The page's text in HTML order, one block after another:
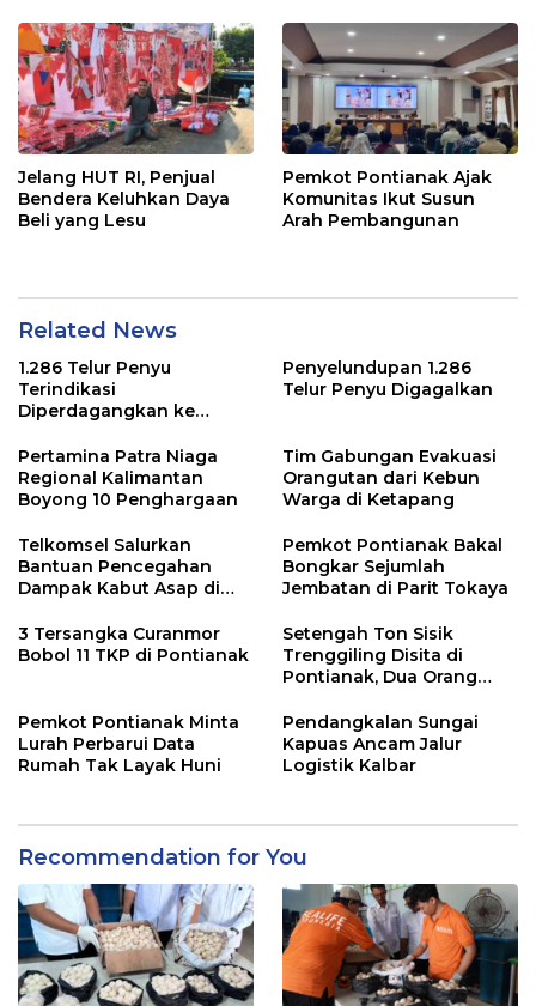
Jelang HUT RI, Penjual
Bendera Keluhkan Daya
Beli yang Lesu
Pemkot Pontianak Ajak
Komunitas Ikut Susun
Arah Pembangunan
Related News
1.286 Telur Penyu
Terindikasi
Diperdagangkan ke
Penyelundupan 1.286
Telur Penyu Digagalkan
Pertamina Patra Niaga
Regional Kalimantan
Boyong 10 Penghargaan
Tim Gabungan Evakuasi
Orangutan dari Kebun
Warga di Ketapang
Telkomsel Salurkan
Bantuan Pencegahan
Dampak Kabut Asap di
Pemkot Pontianak Bakal
Bongkar Sejumlah
Jembatan di Parit Tokaya
3 Tersangka Curanmor
Bobol 11 TKP di Pontianak
Setengah Ton Sisik
Trenggiling Disita di
Pontianak, Dua Orang
Pemkot Pontianak Minta
Lurah Perbarui Data
Rumah Tak Layak Huni
Pendangkalan Sungai
Kapuas Ancam Jalur
Logistik Kalbar
Recommendation for You